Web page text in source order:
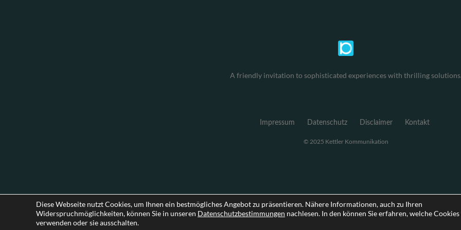
A friendly invitation to sophisticated experiences with thrilling solutions.
Impressum Datenschutz Disclaimer Kontakt
© 2025 Kettler Kommunikation
Diese Webseite nutzt Cookies, um Ihnen ein bestmögliches Angebot zu präsentieren. Nähere Informationen, auch zu Ihren
Widerspruchmöglichkeiten, können Sie in unseren Datenschutzbestimmungen nachlesen. In den können Sie erfahren, welche
verwenden oder sie ausschalten.